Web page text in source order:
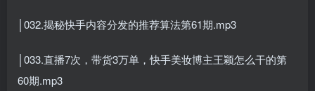
│032.揭秘快手内容分发的推荐算法第61期.mp3
│033.直播7次，带货3万单，快手美妆博主王颖怎么干的第
60期.mp3